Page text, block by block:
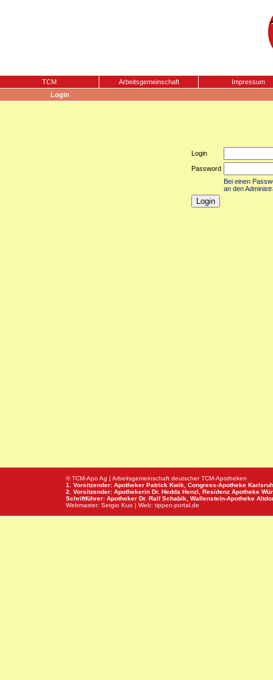
TCM Arbeitsgemeinschaft
Impressum
Login
Login
Password
Bei einen
an den
© TCM-Apo Ag | Arbeitsgemeinschaft deutscher TCM-Apotheken
1. Vorsitzender: Apotheker Patrick Kwik, Congress-Apotheke
2. Vorsitzender: Apothekerin Dr. Hedda Henzl, Residenz Apotheke
Schriftführer: Apotheker Dr. Ralf Schabik, Wallenstein-Apotheke
Webmaster: Sergio Kuo | Web: tippen-portal.de